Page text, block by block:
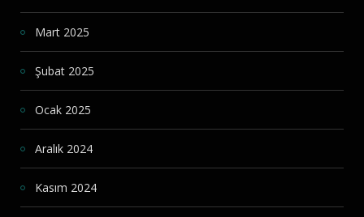
Mart 2025
Şubat 2025
Ocak 2025
Aralık 2024
Kasım 2024